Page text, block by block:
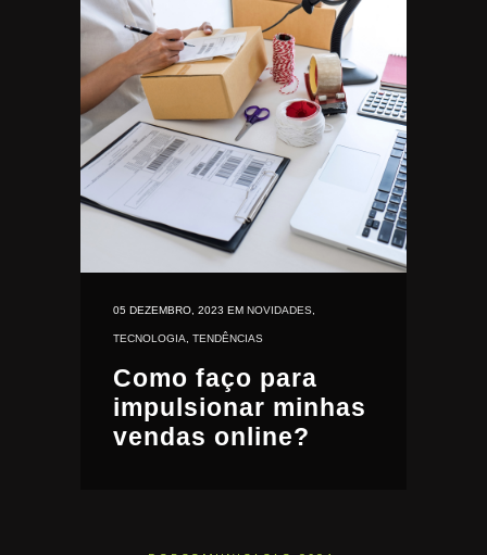
05 DEZEMBRO, 2023 EM NOVIDADES
TECNOLOGIA TENDÊNCIAS
Como faço para
impulsionar minhas
vendas online?